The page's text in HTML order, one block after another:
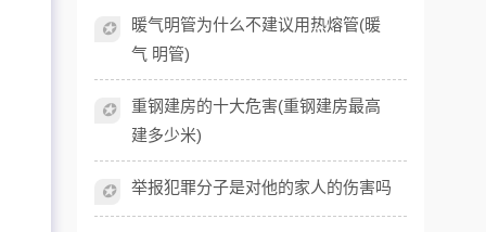
✪
暖气明管为什么不建议用热熔管(暖
气 明管)
✪
重钢建房的十大危害(重钢建房最高
建多少米)
✪ 举报犯罪分子是对他的家人的伤害吗